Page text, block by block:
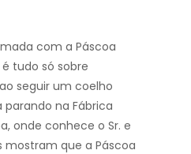
com a Páscoa
tudo só sobre
seguir um coelho
na Fábrica
onde conhece o Sr. e
mostram que a Páscoa